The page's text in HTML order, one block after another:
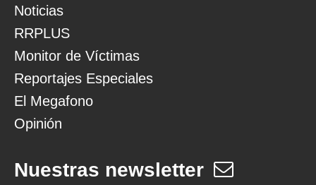
Noticias
RRPLUS
Monitor de Víctimas
Reportajes Especiales
El Megafono
Opinión
Nuestras newsletter